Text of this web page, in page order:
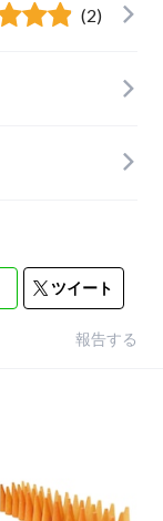
(2)
ツイート
報告する